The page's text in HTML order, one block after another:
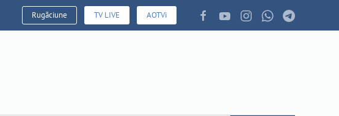
Rugăciune TV LIVE AOTVi